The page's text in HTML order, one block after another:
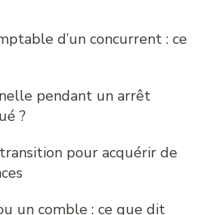
d’un concurrent : ce
pendant un arrêt
?
pour acquérir de
un comble : ce que dit